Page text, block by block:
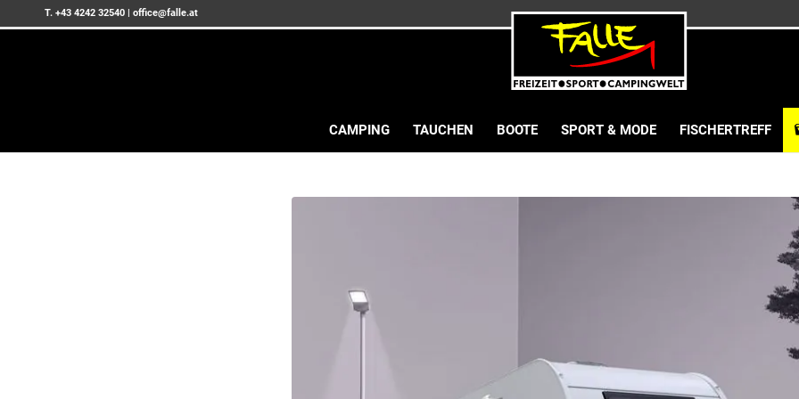
T. +43 4242 32540 | office@falle.at
CAMPING TAUCHEN BOOTE SPORT & MODE FISCHERTREFF